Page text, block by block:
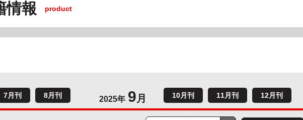
情報 product
2025年 9 月
7月刊 8月刊 10月刊 11月刊 12月刊